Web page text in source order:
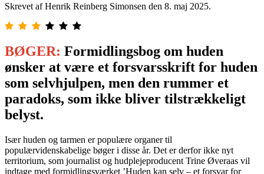
Skrevet af Henrik Reinberg Simonsen den 8. maj 2025.
BØGER: Formidlingsbog om huden
ønsker at være et forsvarsskrift for huden
som selvhjulpen, men den rummer et
paradoks, som ikke bliver tilstrækkeligt
belyst.
Især huden og tarmen er populære organer til
populærvidenskabelige bøger i disse år. Det er derfor ikke nyt
territorium, som journalist og hudplejeproducent Trine Øveraas vil
indtage med formidlingsværket ’Huden kan selv – et forsvar for